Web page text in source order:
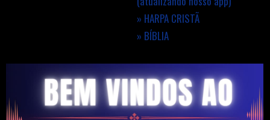
» HARPA CRISTÃ
» BÍBLIA